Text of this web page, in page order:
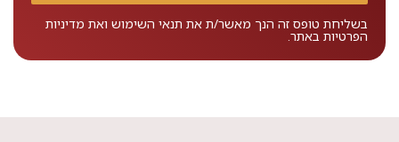
בשליחת טופס זה הנך מאשר/ת את תנאי השימוש ואת מדיניות
הפרטיות באתר.